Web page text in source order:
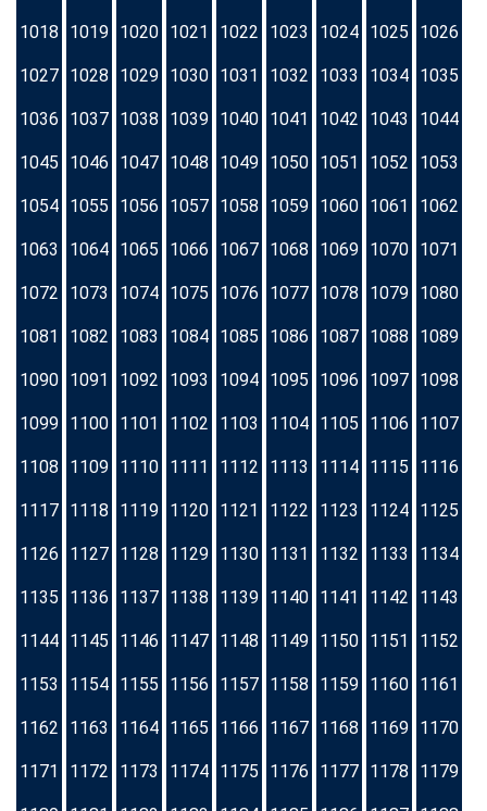
1018 1019 1020 1021 1022 1023 1024 1025 1026
1027 1028 1029 1030 1031 1032 1033 1034 1035
1036 1037 1038 1039 1040 1041 1042 1043 1044
1045 1046 1047 1048 1049 1050 1051 1052 1053
1054 1055 1056 1057 1058 1059 1060 1061 1062
1063 1064 1065 1066 1067 1068 1069 1070 1071
1072 1073 1074 1075 1076 1077 1078 1079 1080
1081 1082 1083 1084 1085 1086 1087 1088 1089
1090 1091 1092 1093 1094 1095 1096 1097 1098
1099 1100 1101 1102 1103 1104 1105 1106 1107
1108 1109 1110 1111 1112 1113 1114 1115 1116
1117 1118 1119 1120 1121 1122 1123 1124 1125
1126 1127 1128 1129 1130 1131 1132 1133 1134
1135 1136 1137 1138 1139 1140 1141 1142 1143
1144 1145 1146 1147 1148 1149 1150 1151 1152
1153 1154 1155 1156 1157 1158 1159 1160 1161
1162 1163 1164 1165 1166 1167 1168 1169 1170
1171 1172 1173 1174 1175 1176 1177 1178 1179